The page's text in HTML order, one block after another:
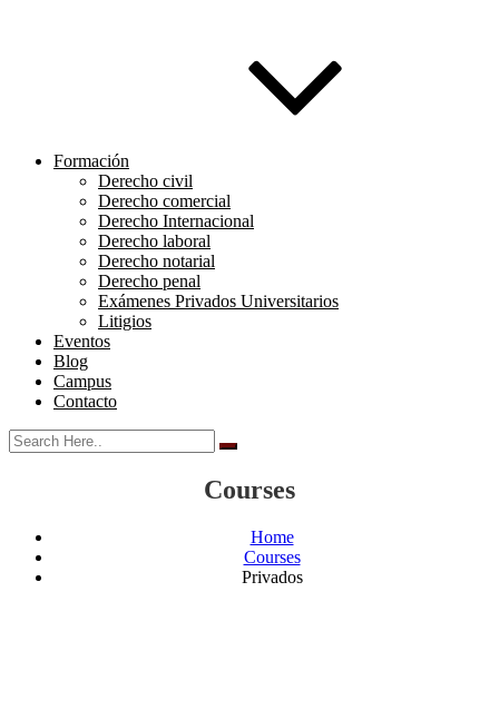
Formación
Derecho civil
Derecho comercial
Derecho Internacional
Derecho laboral
Derecho notarial
Derecho penal
Exámenes Privados Universitarios
Litigios
Eventos
Blog
Campus
Contacto
Courses
Home
Courses
Privados